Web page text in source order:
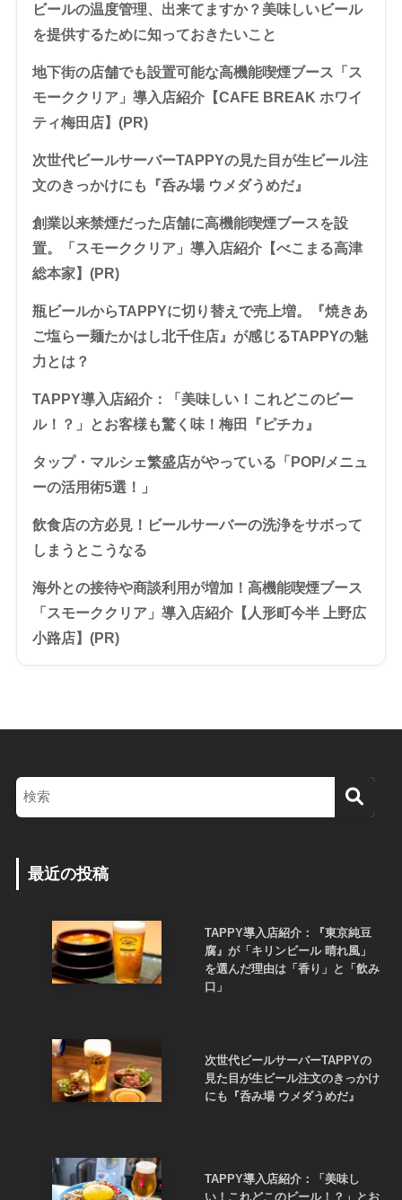
ビールの温度管理、出来てますか？美味しいビール
を提供するために知っておきたいこと
地下街の店舗でも設置可能な高機能喫煙ブース「ス
モーククリア」導入店紹介【CAFE BREAK ホワイ
ティ梅田店】(PR)
次世代ビールサーバーTAPPYの見た目が生ビール注
文のきっかけにも『呑み場 ウメダうめだ』
創業以来禁煙だった店舗に高機能喫煙ブースを設
置。「スモーククリア」導入店紹介【べこまる高津
総本家】(PR)
瓶ビールからTAPPYに切り替えで売上増。『焼きあ
ご塩らー麺たかはし北千住店』が感じるTAPPYの魅
力とは？
TAPPY導入店紹介：「美味しい！これどこのビー
ル！？」とお客様も驚く味！梅田『ピチカ』
タップ・マルシェ繁盛店がやっている「POP/メニュ
ーの活用術5選！」
飲食店の方必見！ビールサーバーの洗浄をサボって
しまうとこうなる
海外との接待や商談利用が増加！高機能喫煙ブース
「スモーククリア」導入店紹介【人形町今半 上野広
小路店】(PR)
最近の投稿
TAPPY導入店紹介：『東京純豆
腐』が「キリンビール 晴れ風」
を選んだ理由は「香り」と「飲み
口」
次世代ビールサーバーTAPPYの
見た目が生ビール注文のきっかけ
にも『呑み場 ウメダうめだ』
TAPPY導入店紹介：「美味し
い！これどこのビール！？」とお